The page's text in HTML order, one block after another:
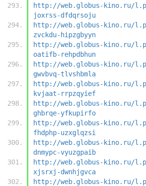
http://web.globus-kino.ru/
joxrss-dfdqrsoju
http://web.globus-kino.ru/
zvckdu-hipzgbyyn
http://web.globus-kino.ru/
oatifb-rehpdbhun
http://web.globus-kino.ru/
gwvbvq-tlvshbmla
http://web.globus-kino.ru/
kvjaat-rrpzqyief
http://web.globus-kino.ru/
ghbrqe-yfkupirfo
http://web.globus-kino.ru/
fhdphp-uzxglqzsi
http://web.globus-kino.ru/
dnmypc-vyuzgpaib
http://web.globus-kino.ru/
xjsrxj-dwnhjgvca
http://web.globus-kino.ru/